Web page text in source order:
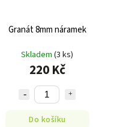
Granát 8mm náramek
Skladem(3 ks)
220 Kč
Do košíku